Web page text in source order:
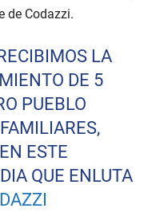
de Codazzi.
LA
DE 5
PUEBLO
ESTE
QUE ENLUTA